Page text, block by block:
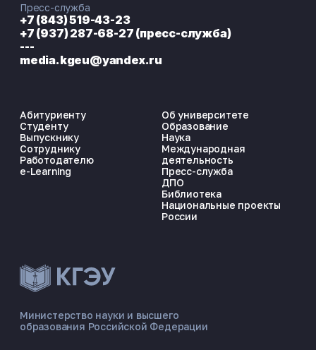
ЭНЕРГОКОД — ПОМОЩНИК КГЭУ
📋 Приёмная комиссия
Министерство науки и высшего
образования Российской Федерации
Абитуриенту
Студенту
Выпускнику
Сотруднику
Работодателю
e-Learning
Об университете
Образование
Наука
Международная
деятельность
Пресс-служба
ДПО
Библиотека
Национальные проекты
России
Пресс-служба
+7 (843) 519-43-23
+7 (937) 287-68-27 (пресс-служба)
---
media.kgeu@yandex.ru